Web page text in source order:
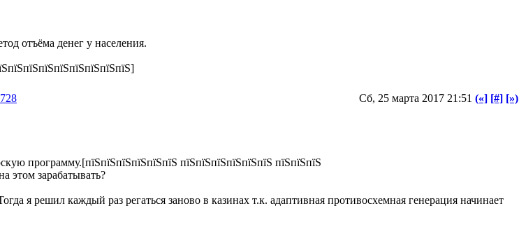
отъёма денег у населения.
Сб, 25 марта 2017 21:51 («] [#] [»)
программу.[пїЅпїЅпїЅпїЅпїЅпїЅ пїЅпїЅпїЅпїЅпїЅпїЅ пїЅпїЅпїЅ
этом зарабатывать?
я решил каждый раз регаться заново в казинах т.к. адаптивная противосхемная генерация начинает